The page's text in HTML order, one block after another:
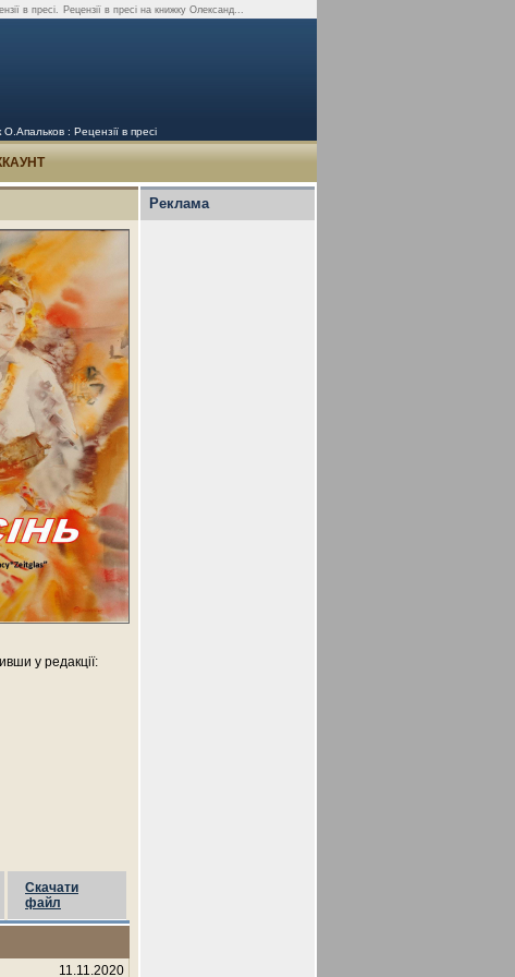
в пресі. Рецензії в пресі на книжку Олександ...
: Рецензії в пресі
у редакції:
Скачати
файл
11.11.2020
Реклама